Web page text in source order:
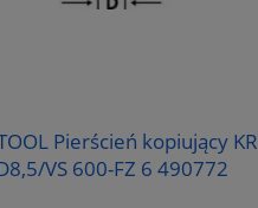
Pierścień kopiujący KR
VS 600-FZ 6 490772